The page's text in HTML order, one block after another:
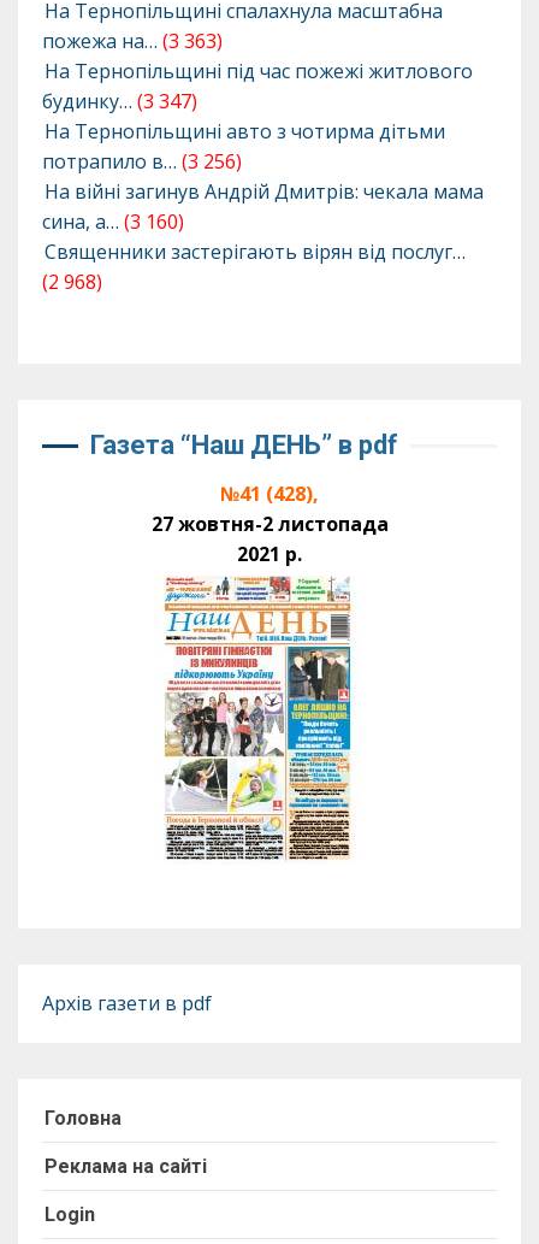
На Тернопільщині спалахнула масштабна
пожежа на… (3 363)
На Тернопільщині під час пожежі житлового
будинку… (3 347)
На Тернопільщині авто з чотирма дітьми
потрапило в… (3 256)
На війні загинув Андрій Дмитрів: чекала мама
сина, а… (3 160)
Священники застерігають вірян від послуг…
(2 968)
Газета “Наш ДЕНЬ” в pdf
№41 (428),
27 жовтня-2 листопада
2021 р.
Архів газети в pdf
Головна
Реклама на сайті
Login